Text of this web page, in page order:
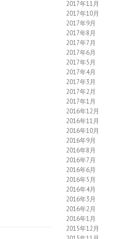
2017年11月
2017年10月
2017年9月
2017年8月
2017年7月
2017年6月
2017年5月
2017年4月
2017年3月
2017年2月
2017年1月
2016年12月
2016年11月
2016年10月
2016年9月
2016年8月
2016年7月
2016年6月
2016年5月
2016年4月
2016年3月
2016年2月
2016年1月
2015年12月